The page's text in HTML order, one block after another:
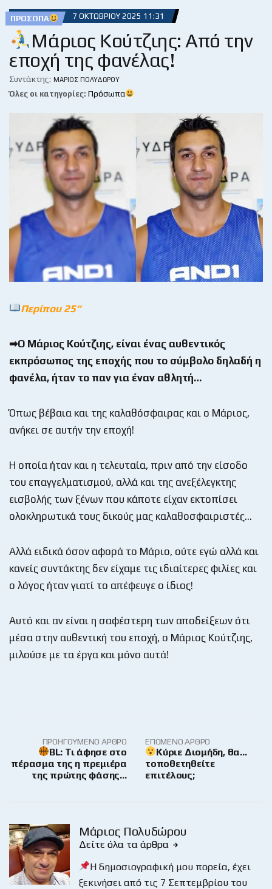
ΠΡΌΣΩΠΑ 7 ΟΚΤΩΒΡΊΟΥ 2025 11:31
Μάριος Κούτζιης: Από την
εποχή της φανέλας!
Συντάκτης: ΜΆΡΙΟΣ ΠΟΛΥΔΏΡΟΥ
Όλες οι κατηγορίες: Πρόσωπα
Περίπου 25“
➡Ο Μάριος Κούτζιης, είναι ένας αυθεντικός
εκπρόσωπος της εποχής που το σύμβολο δηλαδή η
φανέλα, ήταν το παν για έναν αθλητή…
Όπως βέβαια και της καλαθόσφαιρας και ο Μάριος,
ανήκει σε αυτήν την εποχή!
Η οποία ήταν και η τελευταία, πριν από την είσοδο
του επαγγελματισμού, αλλά και της ανεξέλεγκτης
εισβολής των ξένων που κάποτε είχαν εκτοπίσει
ολοκληρωτικά τους δικούς μας καλαθοσφαιριστές…
Αλλά ειδικά όσον αφορά το Μάριο, ούτε εγώ αλλά και
κανείς συντάκτης δεν είχαμε τις ιδιαίτερες φιλίες και
ο λόγος ήταν γιατί το απέφευγε ο ίδιος!
Αυτό και αν είναι η σαφέστερη των αποδείξεων ότι
μέσα στην αυθεντική του εποχή, ο Μάριος Κούτζιης,
μιλούσε με τα έργα και μόνο αυτά!
ΠΡΟΗΓΟΎΜΕΝΟ ΆΡΘΡΟ
BL: Τι άφησε στο
πέρασμα της η πρεμιέρα
της πρώτης φάσης…
ΕΠΌΜΕΝΟ ΆΡΘΡΟ
Κύριε Διομήδη, θα…
τοποθετηθείτε
επιτέλους;
Μάριος Πολυδώρου
Δείτε όλα τα άρθρα
Η δημοσιογραφική μου πορεία, έχει
ξεκινήσει από τις 7 Σεπτεμβρίου του